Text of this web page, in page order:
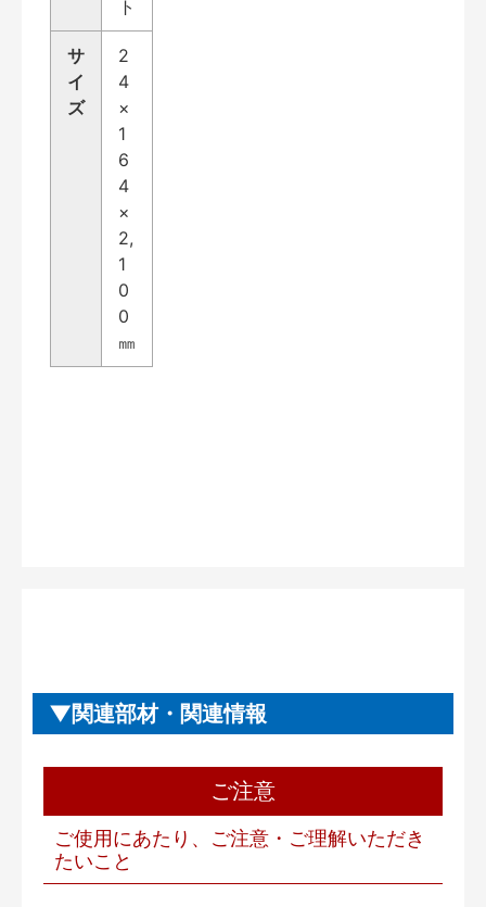
ト
サ
イ
ズ
2
4
×
1
6
4
×
2,
1
0
0
㎜
関連部材・関連情報
ご注意
ご使用にあたり、ご注意・ご理解いただき
たいこと